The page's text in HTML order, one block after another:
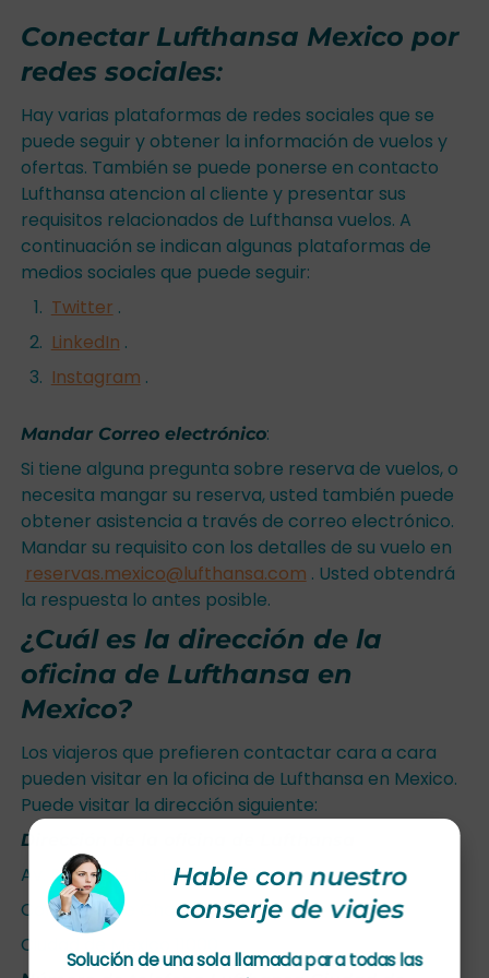
Conectar Lufthansa Mexico por
redes sociales:
Hay varias plataformas de redes sociales que se
puede seguir y obtener la información de vuelos y
ofertas. También se puede ponerse en contacto
Lufthansa atencion al cliente y presentar sus
requisitos relacionados de Lufthansa vuelos. A
continuación se indican algunas plataformas de
medios sociales que puede seguir:
Twitter .
LinkedIn .
Instagram .
Mandar Correo electrónico:
Si tiene alguna pregunta sobre reserva de vuelos, o
necesita mangar su reserva, usted también puede
obtener asistencia a través de correo electrónico.
Mandar su requisito con los detalles de su vuelo en
reservas.mexico@lufthansa.com . Usted obtendrá
la respuesta lo antes posible.
¿Cuál es la dirección de la
oficina de Lufthansa en
Mexico?
Los viajeros que prefieren contactar cara a cara
pueden visitar en la oficina de Lufthansa en Mexico.
Puede visitar la dirección siguiente:
Dirección de la oficina de Lufthansa
Av. Paseo de las Palmas 239
Col Lomas de Chapultepec
Ciudad de México 11000
Hable con nuestro
conserje de viajes
Solución de una sola llamada para todas las